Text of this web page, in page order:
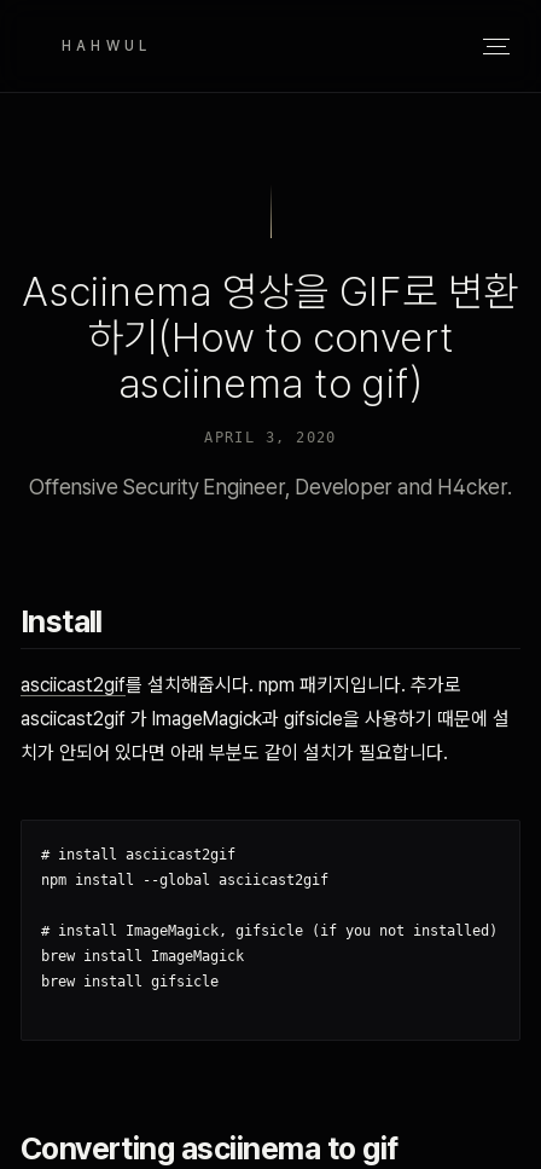
HAHWUL
Asciinema 영상을 GIF로 변환
하기(How to convert
asciinema to gif)
APRIL 3, 2020
Offensive Security Engineer, Developer and H4cker.
Install
asciicast2gif를 설치해줍시다. npm 패키지입니다. 추가로
asciicast2gif 가 ImageMagick과 gifsicle을 사용하기 때문에 설
치가 안되어 있다면 아래 부분도 같이 설치가 필요합니다.
# install asciicast2gif
npm install --global asciicast2gif
# install ImageMagick, gifsicle (if you not installed)
brew install ImageMagick
brew install gifsicle
Converting asciinema to gif